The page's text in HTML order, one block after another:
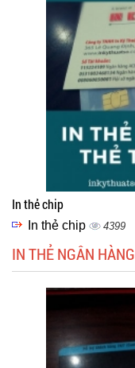
In thẻ chip
In thẻ chip 4399
IN THẺ NGÂN HÀNG